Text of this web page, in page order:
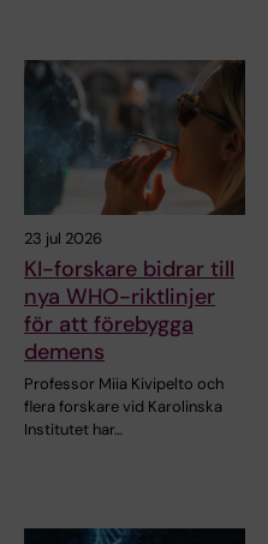
23 jul 2026
KI-forskare bidrar till
nya WHO-riktlinjer
för att förebygga
demens
Professor Miia Kivipelto och
flera forskare vid Karolinska
Institutet har…